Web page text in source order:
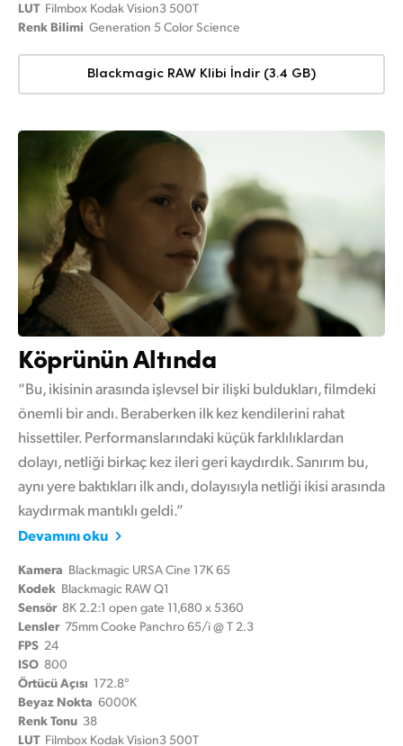
LUT Filmbox Kodak Vision3 500T
Renk Bilimi Generation 5 Color Science
Blackmagic RAW Klibi İndir (3.4 GB)
Köprünün Altında
“Bu, ikisinin arasında işlevsel bir ilişki buldukları, filmdeki
önemli bir andı. Beraberken ilk kez kendilerini rahat
hissettiler. Performanslarındaki küçük farklılıklardan
dolayı, netliği birkaç kez ileri geri kaydırdık. Sanırım bu,
aynı yere baktıkları ilk andı, dolayısıyla netliği ikisi arasında
kaydırmak mantıklı geldi.”
Devamını oku
Kamera Blackmagic URSA Cine 17K 65
Kodek Blackmagic RAW Q1
Sensör 8K 2.2:1 open gate 11,680 x 5360
Lensler 75mm Cooke Panchro 65/i @ T 2.3
FPS 24
ISO 800
Örtücü Açısı 172.8°
Beyaz Nokta 6000K
Renk Tonu 38
LUT Filmbox Kodak Vision3 500T